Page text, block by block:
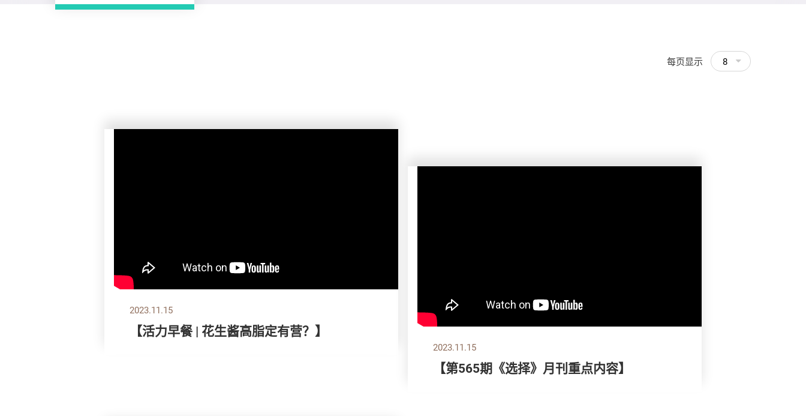
每页显示 8
2023.11.15
【活力早餐 | 花生酱高脂定有营？】
2023.11.15
【第565期《选择》月刊重点内容】